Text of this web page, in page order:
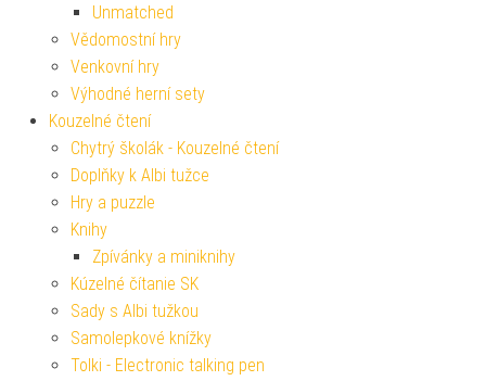
Unmatched
Vědomostní hry
Venkovní hry
Výhodné herní sety
Kouzelné čtení
Chytrý školák - Kouzelné čtení
Doplňky k Albi tužce
Hry a puzzle
Knihy
Zpívánky a miniknihy
Kúzelné čítanie SK
Sady s Albi tužkou
Samolepkové knížky
Tolki - Electronic talking pen